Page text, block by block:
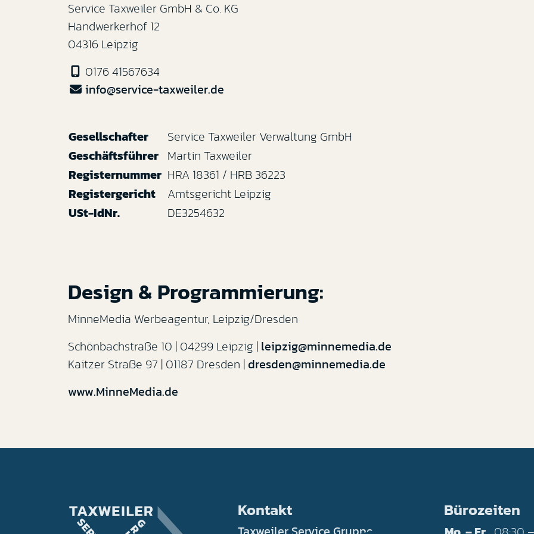
Service Taxweiler GmbH & Co. KG
Handwerkerhof 12
04316 Leipzig
0176 41567634
info@service-taxweiler.de
Gesellschafter
Service Taxweiler Verwaltung GmbH
Geschäftsführer Martin Taxweiler
Registernummer HRA 18361 / HRB 36223
Registergericht
Amtsgericht Leipzig
USt-IdNr.
DE3254632
Design & Programmierung:
MinneMedia Werbeagentur, Leipzig/Dresden
Schönbachstraße 10 | 04299 Leipzig | leipzig@minnemedia.de
Kaitzer Straße 97 | 01187 Dresden |dresden@minnemedia.de
www.MinneMedia.de
Kontakt Bürozeiten